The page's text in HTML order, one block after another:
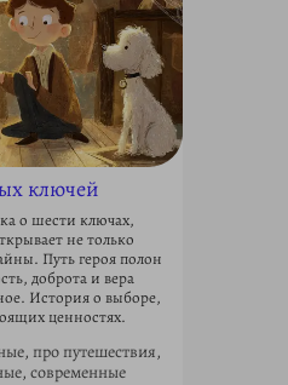
ключей
о шести ключах,
не только
Путь героя полон
доброта и вера
История о выборе,
ценностях.
про путешествия,
современные